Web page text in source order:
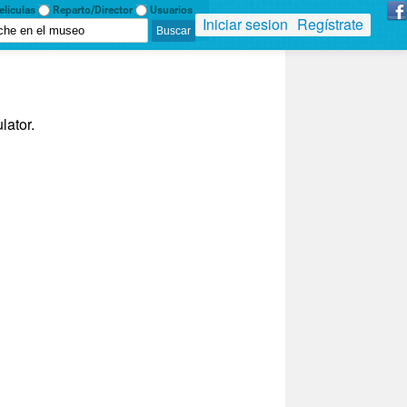
Reparto/Director Usuarios
Iniciar sesion Regístrate